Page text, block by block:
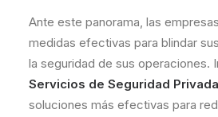
Ante este panorama, las
medidas efectivas para blindar
la seguridad de sus operaciones.
Servicios de Seguridad Privada
soluciones más efectivas para